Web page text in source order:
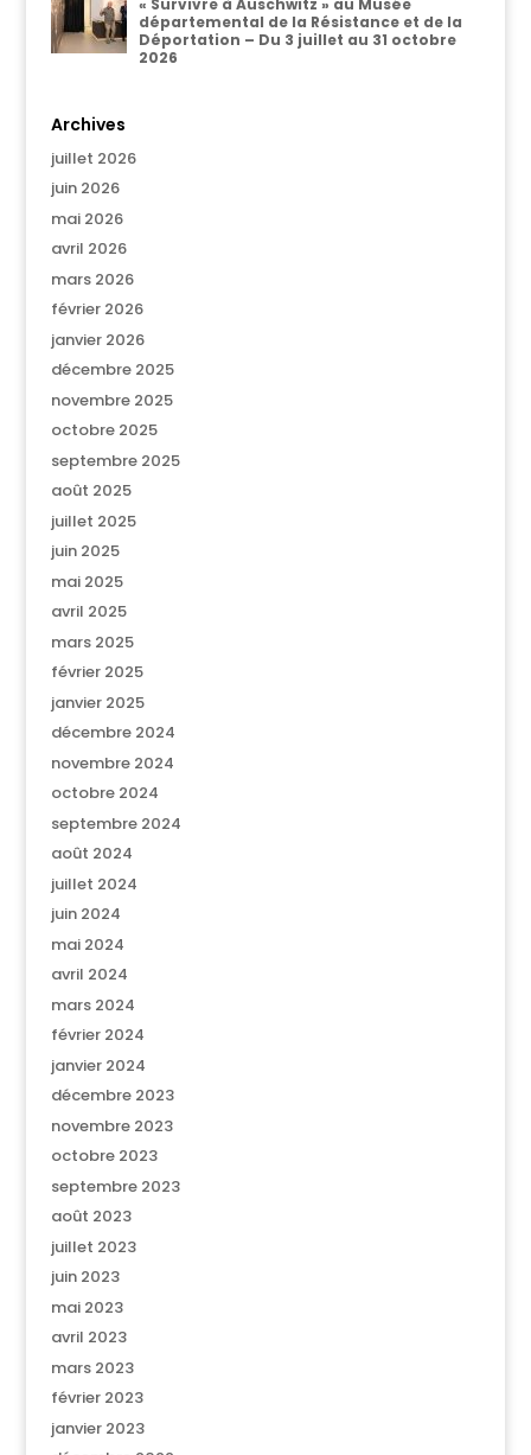
« Survivre à Auschwitz » au Musée
départemental de la Résistance et de la
Déportation – Du 3 juillet au 31 octobre
2026
Archives
juillet 2026
juin 2026
mai 2026
avril 2026
mars 2026
février 2026
janvier 2026
décembre 2025
novembre 2025
octobre 2025
septembre 2025
août 2025
juillet 2025
juin 2025
mai 2025
avril 2025
mars 2025
février 2025
janvier 2025
décembre 2024
novembre 2024
octobre 2024
septembre 2024
août 2024
juillet 2024
juin 2024
mai 2024
avril 2024
mars 2024
février 2024
janvier 2024
décembre 2023
novembre 2023
octobre 2023
septembre 2023
août 2023
juillet 2023
juin 2023
mai 2023
avril 2023
mars 2023
février 2023
janvier 2023